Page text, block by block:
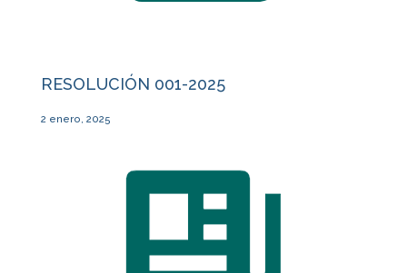
RESOLUCIÓN 001-2025
2 enero, 2025